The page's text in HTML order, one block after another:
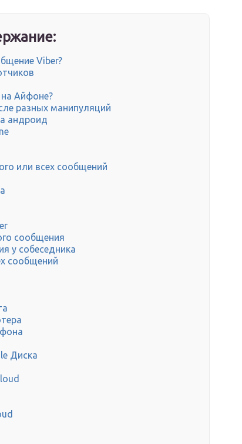
Viber?
Айфоне?
разных манипуляций
андроид
или всех сообщений
сообщения
у собеседника
сообщений
Диска